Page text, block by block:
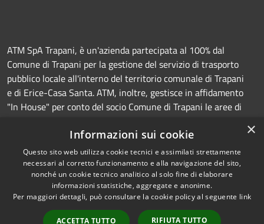
ATM SpA Trapani, è un'azienda partecipata al 100% dal
Comune di Trapani per la gestione del servizio di trasporto
pubblico locale all'interno del territorio comunale di Trapani
e di Erice-Casa Santa. ATM, inoltre, gestisce in affidamento
"In House" per conto del socio Comune di Trapani le aree di
manutenzione della segnaletica orizzontale e verticale.
RSS
Accessibilità
Copyright © 2026 • Azienda
Trasporti e Mobilità • Powered
byMunicipium Accesso
×
Informazioni sui cookie
Questo sito web utilizza cookie tecnici e assimilati strettamente
necessari al corretto funzionamento e alla navigazione del sito,
nonché un cookie tecnico analitico al solo fine di elaborare
informazioni statistiche, aggregate e anonime.
Per maggiori dettagli, può consultare la cookie policy al seguente link
ACCETTA TUTTO RIFIUTA TUTTO